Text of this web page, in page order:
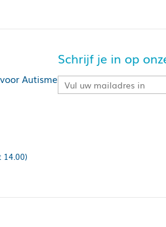
Autisme
14.00)
Schrijf je in op